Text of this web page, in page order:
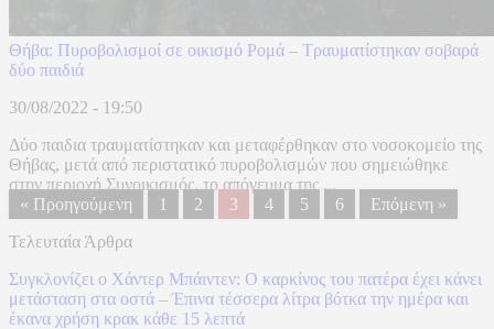
Θήβα: Πυροβολισμοί σε οικισμό Ρομά – Τραυματίστηκαν σοβαρά
δύο παιδιά
30/08/2022 - 19:50
Δύο παιδια τραυματίστηκαν και μεταφέρθηκαν στο νοσοκομείο της
Θήβας, μετά από περιστατικό πυροβολισμών που σημειώθηκε
στην περιοχή Συνοικισμός, το απόγευμα της ...
« Προηγούμενη
1 2 3 4 5 6
Επόμενη »
Τελευταία Άρθρα
Συγκλονίζει ο Χάντερ Μπάιντεν: Ο καρκίνος του πατέρα έχει κάνει
μετάσταση στα οστά – Έπινα τέσσερα λίτρα βότκα την ημέρα και
έκανα χρήση κρακ κάθε 15 λεπτά